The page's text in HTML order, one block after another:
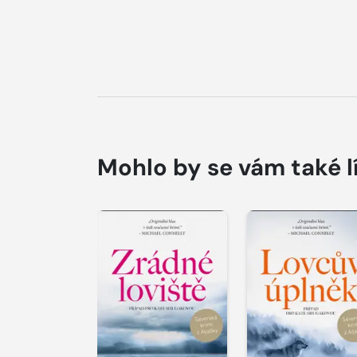
Mohlo by se vám také